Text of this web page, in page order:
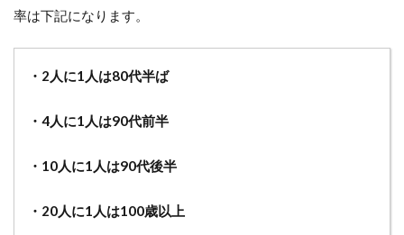
ウタ
ーケ
3.3
する
ロー
チ
イン
率は下記になります。
・2人に1人は80代半ば
・4人に1人は90代前半
・10人に1人は90代後半
・20人に1人は100歳以上